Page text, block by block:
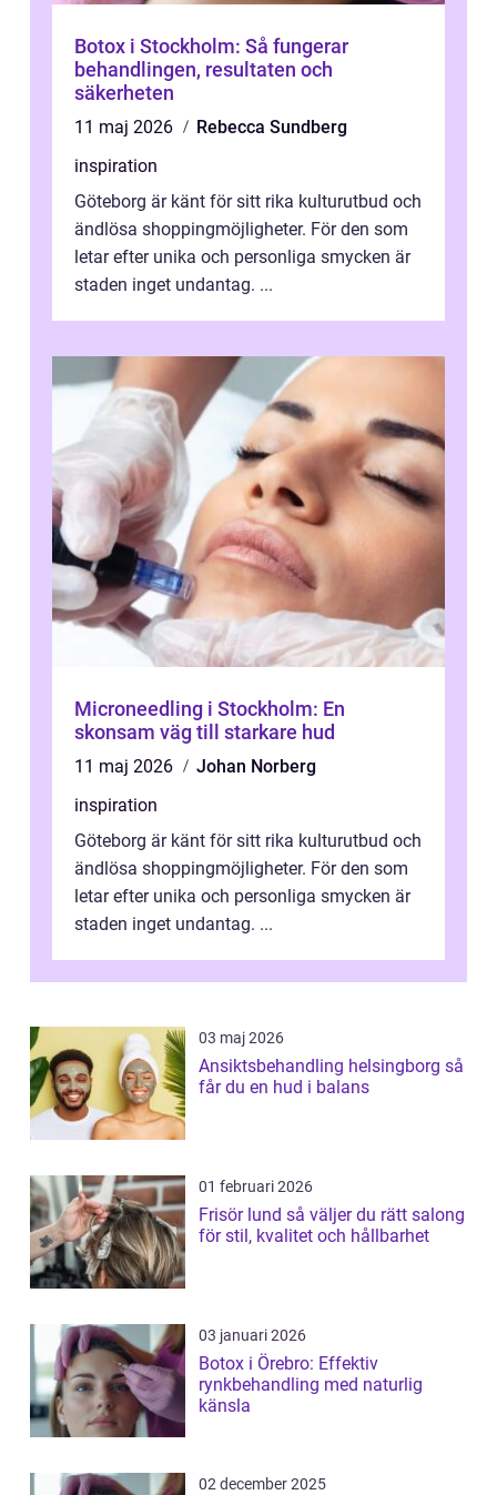
Botox i Stockholm: Så fungerar
behandlingen, resultaten och
säkerheten
11 maj 2026
Rebecca Sundberg
inspiration
Göteborg är känt för sitt rika kulturutbud och
ändlösa shoppingmöjligheter. För den som
letar efter unika och personliga smycken är
staden inget undantag. ...
Microneedling i Stockholm: En
skonsam väg till starkare hud
11 maj 2026
Johan Norberg
inspiration
Göteborg är känt för sitt rika kulturutbud och
ändlösa shoppingmöjligheter. För den som
letar efter unika och personliga smycken är
staden inget undantag. ...
03 maj 2026
Ansiktsbehandling helsingborg så
får du en hud i balans
01 februari 2026
Frisör lund så väljer du rätt salong
för stil, kvalitet och hållbarhet
03 januari 2026
Botox i Örebro: Effektiv
rynkbehandling med naturlig
känsla
02 december 2025